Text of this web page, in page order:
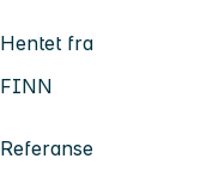
Hentet fra
FINN
Referanse